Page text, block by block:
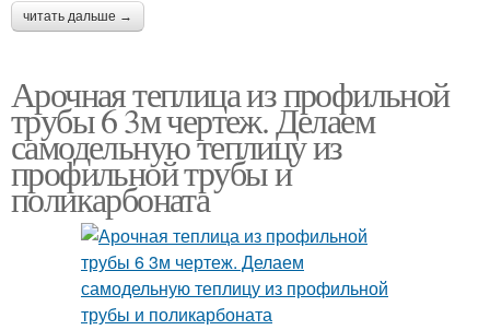
читать дальше →
Арочная теплица из профильной
трубы 6 3м чертеж. Делаем
самодельную теплицу из
профильной трубы и
поликарбоната